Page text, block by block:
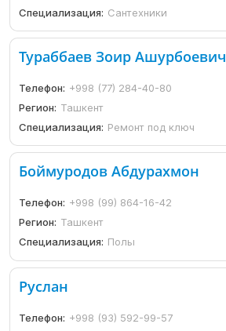
Специализация: Сантехники
Тураббаев Зоир Ашурбоевич
Телефон: +998 (77) 284-40-80
Регион: Ташкент
Специализация: Ремонт под ключ
Боймуродов Абдурахмон
Телефон: +998 (99) 864-16-42
Регион: Ташкент
Специализация: Полы
Руслан
Телефон: +998 (93) 592-99-57